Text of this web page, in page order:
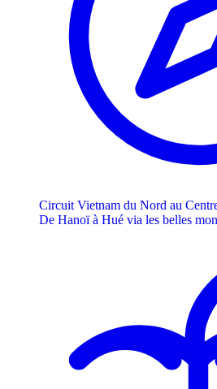
Circuit Vietnam du Nord au
De Hanoï à Hué via les belles